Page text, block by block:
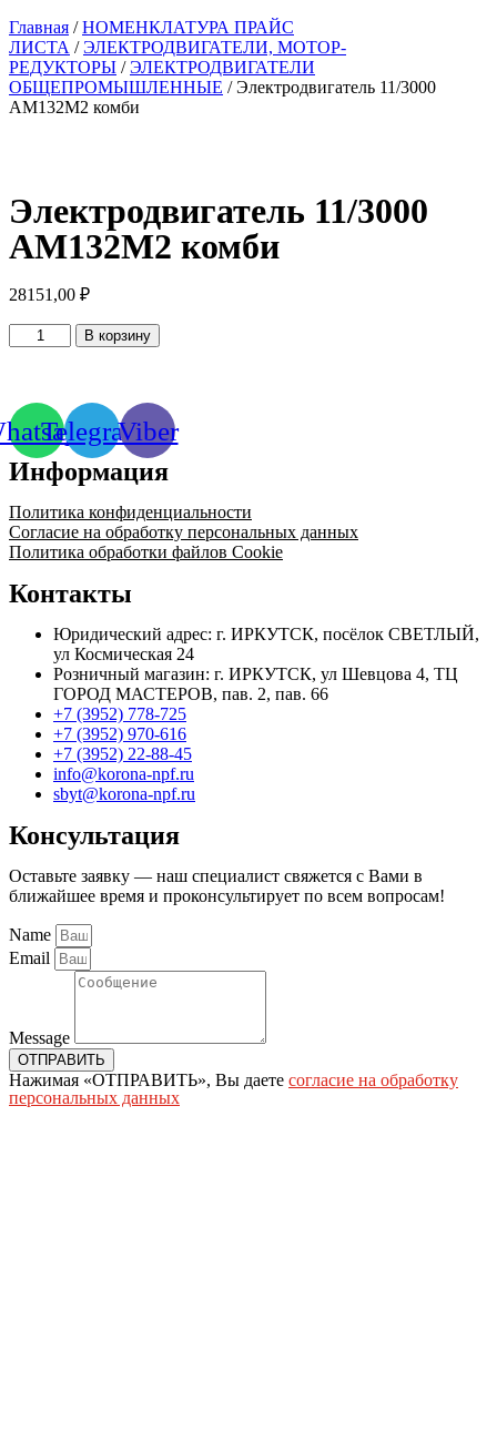
Главная /НОМЕНКЛАТУРА ПРАЙС
ЛИСТА /ЭЛЕКТРОДВИГАТЕЛИ, МОТОР-
РЕДУКТОРЫ /ЭЛЕКТРОДВИГАТЕЛИ
ОБЩЕПРОМЫШЛЕННЫЕ / Электродвигатель 11/3000
АМ132М2 комби
Электродвигатель 11/3000
АМ132М2 комби
28151,00 ₽
Количество
товара
АМ132М2
комби
В корзину
TelegramViber
Информация
Политика конфиденциальности
Согласие на обработку персональных данных
Политика обработки файлов Cookie
Контакты
Юридический адрес: г. ИРКУТСК, посёлок СВЕТЛЫЙ,
ул Космическая 24
Розничный магазин: г. ИРКУТСК, ул Шевцова 4, ТЦ
ГОРОД МАСТЕРОВ, пав. 2, пав. 66
+7 (3952) 778-725
+7 (3952) 970-616
+7 (3952) 22-88-45
info@korona-npf.ru
sbyt@korona-npf.ru
Консультация
Оставьте заявку — наш специалист свяжется с Вами в
ближайшее время и проконсультирует по всем вопросам!
Name
Email
Message
ОТПРАВИТЬ
Нажимая «ОТПРАВИТЬ», Вы даете согласие на обработку
персональных данных